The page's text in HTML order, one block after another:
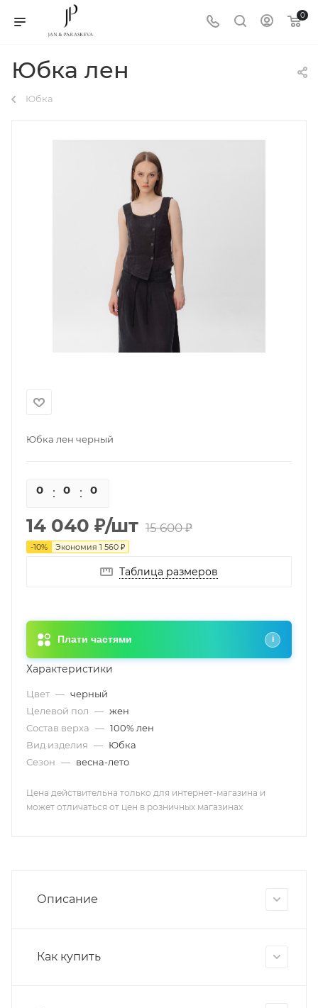
0
Юбка лен
Юбка
Юбка лен черный
0 0 0
14 040 ₽/шт 15 600₽
-10% Экономия 1 560 ₽
Таблица размеров
Плати частями i
Характеристики
Цвет — черный
Целевой пол — жен
Состав верха — 100% лен
Вид изделия — Юбка
Сезон — весна-лето
Цена действительна только для интернет-магазина и
может отличаться от цен в розничных магазинах
Описание
Как купить